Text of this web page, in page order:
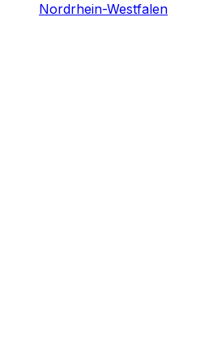
Nordrhein-Westfalen